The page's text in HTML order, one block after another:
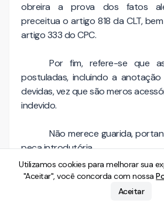
obreira a prova dos fatos
preceitua o artigo 818 da CLT,
artigo 333 do CPC.
Por fim, refere-se que
postuladas, incluindo a
devidas, vez que são meros
indevido.
Não merece guarida,
peça introdutória.
Da remuneração prevista do Art.
Utilizamos cookies para melhorar sua
"Aceitar", você concorda com nossa
Aceitar